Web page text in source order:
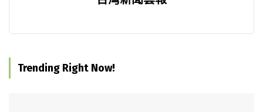
Trending Right Now!